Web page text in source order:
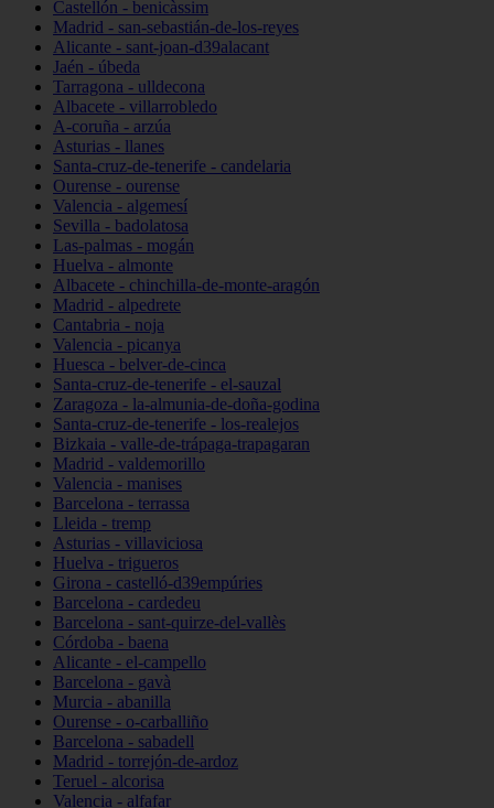
Castellón - benicàssim
Madrid - san-sebastián-de-los-reyes
Alicante - sant-joan-d39alacant
Jaén - úbeda
Tarragona - ulldecona
Albacete - villarrobledo
A-coruña - arzúa
Asturias - llanes
Santa-cruz-de-tenerife - candelaria
Ourense - ourense
Valencia - algemesí
Sevilla - badolatosa
Las-palmas - mogán
Huelva - almonte
Albacete - chinchilla-de-monte-aragón
Madrid - alpedrete
Cantabria - noja
Valencia - picanya
Huesca - belver-de-cinca
Santa-cruz-de-tenerife - el-sauzal
Zaragoza - la-almunia-de-doña-godina
Santa-cruz-de-tenerife - los-realejos
Bizkaia - valle-de-trápaga-trapagaran
Madrid - valdemorillo
Valencia - manises
Barcelona - terrassa
Lleida - tremp
Asturias - villaviciosa
Huelva - trigueros
Girona - castelló-d39empúries
Barcelona - cardedeu
Barcelona - sant-quirze-del-vallès
Córdoba - baena
Alicante - el-campello
Barcelona - gavà
Murcia - abanilla
Ourense - o-carballiño
Barcelona - sabadell
Madrid - torrejón-de-ardoz
Teruel - alcorisa
Valencia - alfafar